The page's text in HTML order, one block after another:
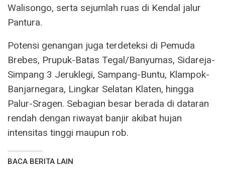
Walisongo, serta sejumlah ruas di Kendal jalur
Pantura.
Potensi genangan juga terdeteksi di Pemuda
Brebes, Prupuk-Batas Tegal/Banyumas, Sidareja-
Simpang 3 Jeruklegi, Sampang-Buntu, Klampok-
Banjarnegara, Lingkar Selatan Klaten, hingga
Palur-Sragen. Sebagian besar berada di dataran
rendah dengan riwayat banjir akibat hujan
intensitas tinggi maupun rob.
BACA BERITA LAIN